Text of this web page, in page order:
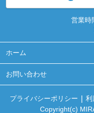
営業時
ホーム
お問い合わせ
プライバシーポリシー 利
Copyright(c)